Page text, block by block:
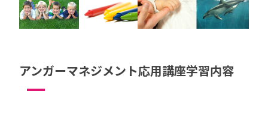
アンガーマネジメント応用講座学習内容